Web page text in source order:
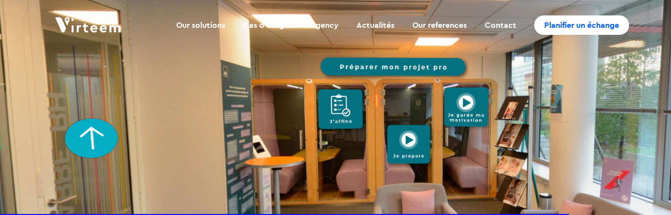
Our solutions Cas d’usages Agency Actualités Our references Contact Planifier un échange